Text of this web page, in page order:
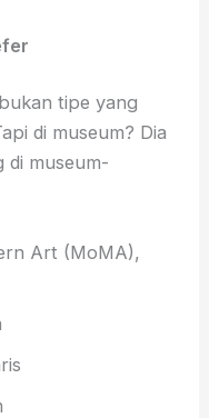
tipe yang
di museum? Dia
di museum-
Art (MoMA),